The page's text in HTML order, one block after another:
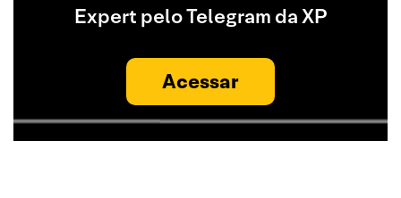
Expert pelo Telegram da XP
Acessar